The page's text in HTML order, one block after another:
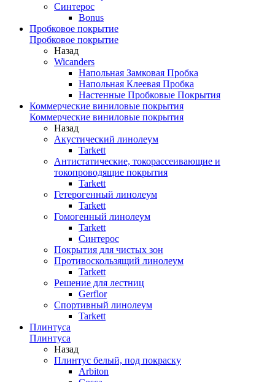
Синтерос
Bonus
Пробковое покрытие
Пробковое покрытие
Назад
Wicanders
Напольная Замковая Пробка
Напольная Клеевая Пробка
Настенные Пробковые Покрытия
Коммерческие виниловые покрытия
Коммерческие виниловые покрытия
Назад
Акустический линолеум
Tarkett
Антистатические, токорассеивающие и
токопроводящие покрытия
Tarkett
Гетерогенный линолеум
Tarkett
Гомогенный линолеум
Tarkett
Синтерос
Покрытия для чистых зон
Противоскользящий линолеум
Tarkett
Решение для лестниц
Gerflor
Спортивный линолеум
Tarkett
Плинтуса
Плинтуса
Назад
Плинтус белый, под покраску
Arbiton